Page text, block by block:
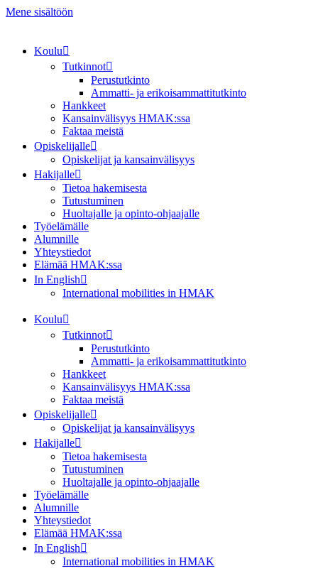
Mene sisältöön
Koulu
Tutkinnot
Perustutkinto
Ammatti- ja erikoisammattitutkinto
Hankkeet
Kansainvälisyys HMAK:ssa
Faktaa meistä
Opiskelijalle
Opiskelijat ja kansainvälisyys
Hakijalle
Tietoa hakemisesta
Tutustuminen
Huoltajalle ja opinto-ohjaajalle
Työelämälle
Alumnille
Yhteystiedot
Elämää HMAK:ssa
In English
International mobilities in HMAK
Koulu
Tutkinnot
Perustutkinto
Ammatti- ja erikoisammattitutkinto
Hankkeet
Kansainvälisyys HMAK:ssa
Faktaa meistä
Opiskelijalle
Opiskelijat ja kansainvälisyys
Hakijalle
Tietoa hakemisesta
Tutustuminen
Huoltajalle ja opinto-ohjaajalle
Työelämälle
Alumnille
Yhteystiedot
Elämää HMAK:ssa
In English
International mobilities in HMAK